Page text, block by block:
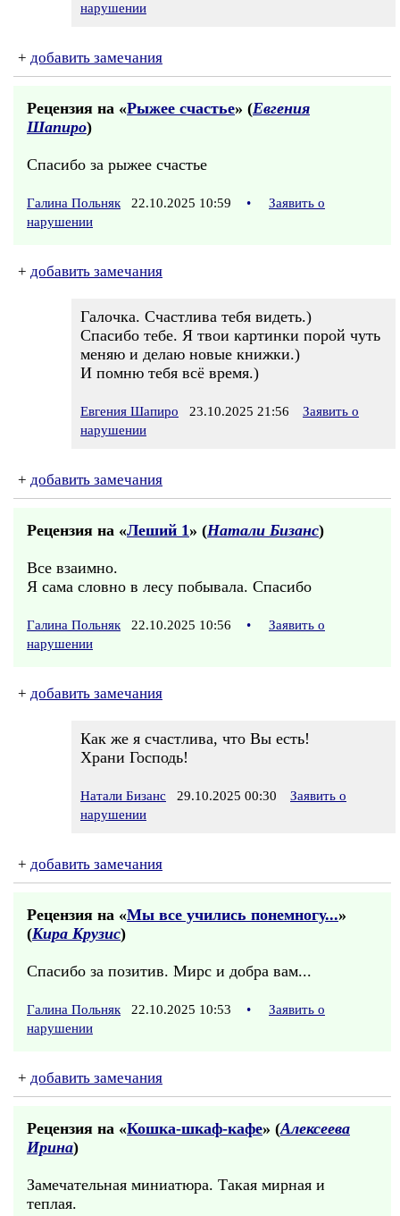
нарушении
+ добавить замечания
Рецензия на «Рыжее счастье» (Евгения
Шапиро)
Спасибо за рыжее счастье
Галина Польняк 22.10.2025 10:59 •
Заявить о
нарушении
+ добавить замечания
Галочка. Счастлива тебя видеть.)
Спасибо тебе. Я твои картинки порой чуть
меняю и делаю новые книжки.)
И помню тебя всё время.)
Евгения Шапиро 23.10.2025 21:56
Заявить о
нарушении
+ добавить замечания
Рецензия на «Леший 1» (Натали Бизанс)
Все взаимно.
Я сама словно в лесу побывала. Спасибо
Галина Польняк 22.10.2025 10:56 •
Заявить о
нарушении
+ добавить замечания
Как же я счастлива, что Вы есть!
Храни Господь!
Натали Бизанс 29.10.2025 00:30
Заявить о
нарушении
+ добавить замечания
Рецензия на «Мы все учились понемногу...»
(Кира Крузис)
Спасибо за позитив. Мирс и добра вам...
Галина Польняк 22.10.2025 10:53 •
Заявить о
нарушении
+ добавить замечания
Рецензия на «Кошка-шкаф-кафе» (Алексеева
Ирина)
Замечательная миниатюра. Такая мирная и
теплая.